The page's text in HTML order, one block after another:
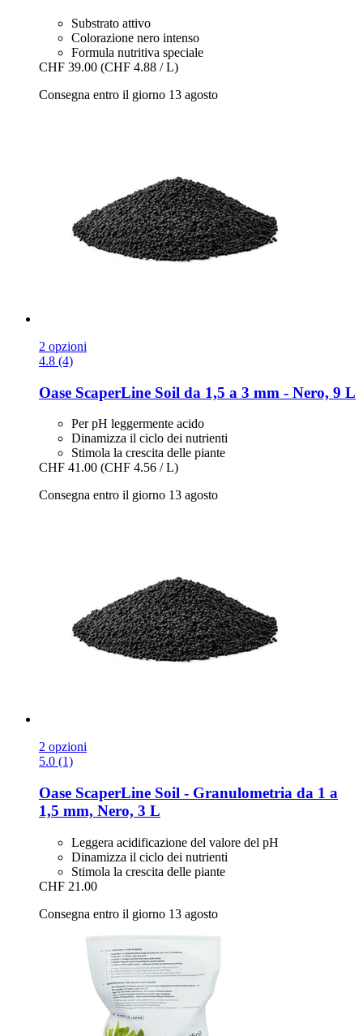
Substrato attivo
Colorazione nero intenso
Formula nutritiva speciale
CHF 39.00 (CHF 4.88 / L)
Consegna entro il giorno 13 agosto
2 opzioni
4.8 (4)
Oase ScaperLine Soil da 1,5 a 3 mm -​ Nero, 9 L
Per pH leggermente acido
Dinamizza il ciclo dei nutrienti
Stimola la crescita delle piante
CHF 41.00 (CHF 4.56 / L)
Consegna entro il giorno 13 agosto
2 opzioni
5.0 (1)
Oase ScaperLine Soil -​ Granulometria da 1 a
1,5 mm, Nero, 3 L
Leggera acidificazione del valore del pH
Dinamizza il ciclo dei nutrienti
Stimola la crescita delle piante
CHF 21.00
Consegna entro il giorno 13 agosto